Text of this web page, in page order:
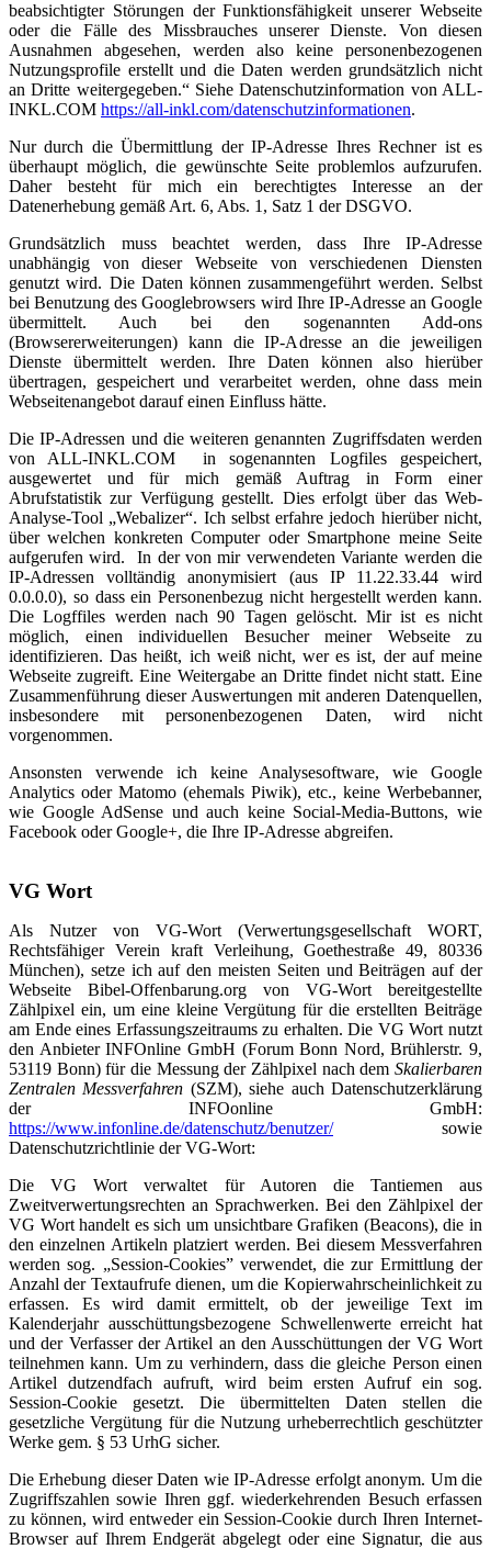
beabsichtigter Störungen der Funktionsfähigkeit unserer Webseite
oder die Fälle des Missbrauches unserer Dienste. Von diesen
Ausnahmen abgesehen, werden also keine personenbezogenen
Nutzungsprofile erstellt und die Daten werden grundsätzlich nicht
an Dritte weitergegeben.“ Siehe Datenschutzinformation von ALL-
INKL.COM https://all-inkl.com/datenschutzinformationen.
Nur durch die Übermittlung der IP-Adresse Ihres Rechner ist es
überhaupt möglich, die gewünschte Seite problemlos aufzurufen.
Daher besteht für mich ein berechtigtes Interesse an der
Datenerhebung gemäß Art. 6, Abs. 1, Satz 1 der DSGVO.
Grundsätzlich muss beachtet werden, dass Ihre IP-Adresse
unabhängig von dieser Webseite von verschiedenen Diensten
genutzt wird. Die Daten können zusammengeführt werden. Selbst
bei Benutzung des Googlebrowsers wird Ihre IP-Adresse an Google
übermittelt. Auch bei den sogenannten Add-ons
(Browsererweiterungen) kann die IP-Adresse an die jeweiligen
Dienste übermittelt werden. Ihre Daten können also hierüber
übertragen, gespeichert und verarbeitet werden, ohne dass mein
Webseitenangebot darauf einen Einfluss hätte.
Die IP-Adressen und die weiteren genannten Zugriffsdaten werden
von ALL-INKL.COM in sogenannten Logfiles gespeichert,
ausgewertet und für mich gemäß Auftrag in Form einer
Abrufstatistik zur Verfügung gestellt. Dies erfolgt über das Web-
Analyse-Tool „Webalizer“. Ich selbst erfahre jedoch hierüber nicht,
über welchen konkreten Computer oder Smartphone meine Seite
aufgerufen wird. In der von mir verwendeten Variante werden die
IP-Adressen volltändig anonymisiert (aus IP 11.22.33.44 wird
0.0.0.0), so dass ein Personenbezug nicht hergestellt werden kann.
Die Logffiles werden nach 90 Tagen gelöscht. Mir ist es nicht
möglich, einen individuellen Besucher meiner Webseite zu
identifizieren. Das heißt, ich weiß nicht, wer es ist, der auf meine
Webseite zugreift. Eine Weitergabe an Dritte findet nicht statt. Eine
Zusammenführung dieser Auswertungen mit anderen Datenquellen,
insbesondere mit personenbezogenen Daten, wird nicht
vorgenommen.
Ansonsten verwende ich keine Analysesoftware, wie Google
Analytics oder Matomo (ehemals Piwik), etc., keine Werbebanner,
wie Google AdSense und auch keine Social-Media-Buttons, wie
Facebook oder Google+, die Ihre IP-Adresse abgreifen.
VG Wort
Als Nutzer von VG-Wort (Verwertungsgesellschaft WORT,
Rechtsfähiger Verein kraft Verleihung, Goethestraße 49, 80336
München), setze ich auf den meisten Seiten und Beiträgen auf der
Webseite Bibel-Offenbarung.org von VG-Wort bereitgestellte
Zählpixel ein, um eine kleine Vergütung für die erstellten Beiträge
am Ende eines Erfassungszeitraums zu erhalten. Die VG Wort nutzt
den Anbieter INFOnline GmbH (Forum Bonn Nord, Brühlerstr. 9,
53119 Bonn) für die Messung der Zählpixel nach dem Skalierbaren
Zentralen Messverfahren (SZM), siehe auch Datenschutzerklärung
der INFOonline GmbH:
https://www.infonline.de/datenschutz/benutzer/sowie
Datenschutzrichtlinie der VG-Wort:
Die VG Wort verwaltet für Autoren die Tantiemen aus
Zweitverwertungsrechten an Sprachwerken. Bei den Zählpixel der
VG Wort handelt es sich um unsichtbare Grafiken (Beacons), die in
den einzelnen Artikeln platziert werden. Bei diesem Messverfahren
werden sog. „Session-Cookies” verwendet, die zur Ermittlung der
Anzahl der Textaufrufe dienen, um die Kopierwahrscheinlichkeit zu
erfassen. Es wird damit ermittelt, ob der jeweilige Text im
Kalenderjahr ausschüttungsbezogene Schwellenwerte erreicht hat
und der Verfasser der Artikel an den Ausschüttungen der VG Wort
teilnehmen kann. Um zu verhindern, dass die gleiche Person einen
Artikel dutzendfach aufruft, wird beim ersten Aufruf ein sog.
Session-Cookie gesetzt. Die übermittelten Daten stellen die
gesetzliche Vergütung für die Nutzung urheberrechtlich geschützter
Werke gem. § 53 UrhG sicher.
Die Erhebung dieser Daten wie IP-Adresse erfolgt anonym. Um die
Zugriffszahlen sowie Ihren ggf. wiederkehrenden Besuch erfassen
zu können, wird entweder ein Session-Cookie durch Ihren Internet-
Browser auf Ihrem Endgerät abgelegt oder eine Signatur, die aus